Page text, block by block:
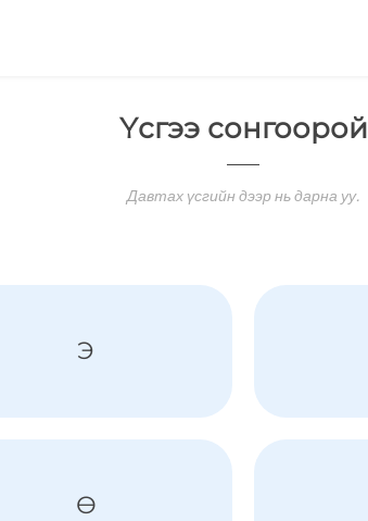
Үсгээ сонгоорой
Давтах үсгийн дээр нь дарна уу.
Э
Ө